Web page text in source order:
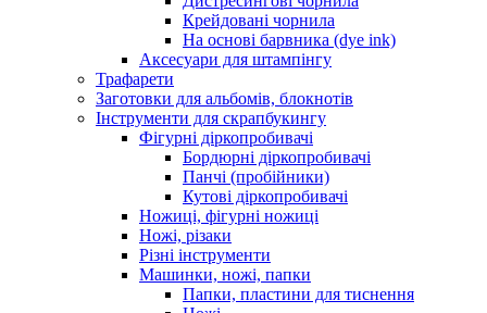
Крейдовані чорнила
На основі барвника (dye ink)
Аксесуари для штампінгу
Трафарети
Заготовки для альбомів, блокнотів
Інструменти для скрапбукингу
Фігурні діркопробивачі
Бордюрні діркопробивачі
Панчі (пробійники)
Кутові діркопробивачі
Ножиці, фігурні ножиці
Ножі, різаки
Різні інструменти
Машинки, ножі, папки
Папки, пластини для тиснення